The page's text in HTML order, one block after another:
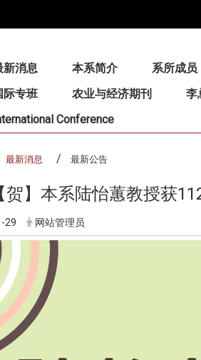
新消息 本系简介 系所成员
际专班
农业与经济期刊 李
Conference
最新消息 最新公告
【贺】本系陆怡蕙教授获
29 网站管理员